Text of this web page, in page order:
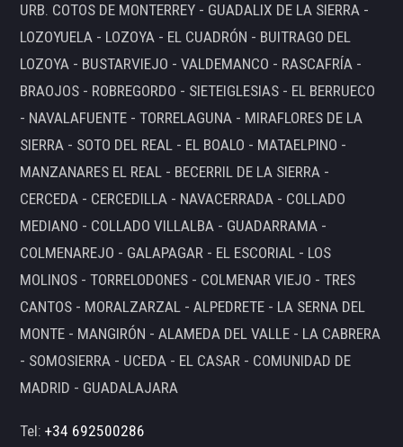
URB. COTOS DE MONTERREY - GUADALIX DE LA SIERRA -
LOZOYUELA - LOZOYA - EL CUADRÓN - BUITRAGO DEL
LOZOYA - BUSTARVIEJO - VALDEMANCO - RASCAFRÍA -
BRAOJOS - ROBREGORDO - SIETEIGLESIAS - EL BERRUECO
- NAVALAFUENTE - TORRELAGUNA - MIRAFLORES DE LA
SIERRA - SOTO DEL REAL - EL BOALO - MATAELPINO -
MANZANARES EL REAL - BECERRIL DE LA SIERRA -
CERCEDA - CERCEDILLA - NAVACERRADA - COLLADO
MEDIANO - COLLADO VILLALBA - GUADARRAMA -
COLMENAREJO - GALAPAGAR - EL ESCORIAL - LOS
MOLINOS - TORRELODONES - COLMENAR VIEJO - TRES
CANTOS - MORALZARZAL - ALPEDRETE - LA SERNA DEL
MONTE - MANGIRÓN - ALAMEDA DEL VALLE - LA CABRERA
- SOMOSIERRA - UCEDA - EL CASAR - COMUNIDAD DE
MADRID - GUADALAJARA
Tel:+34 692500286